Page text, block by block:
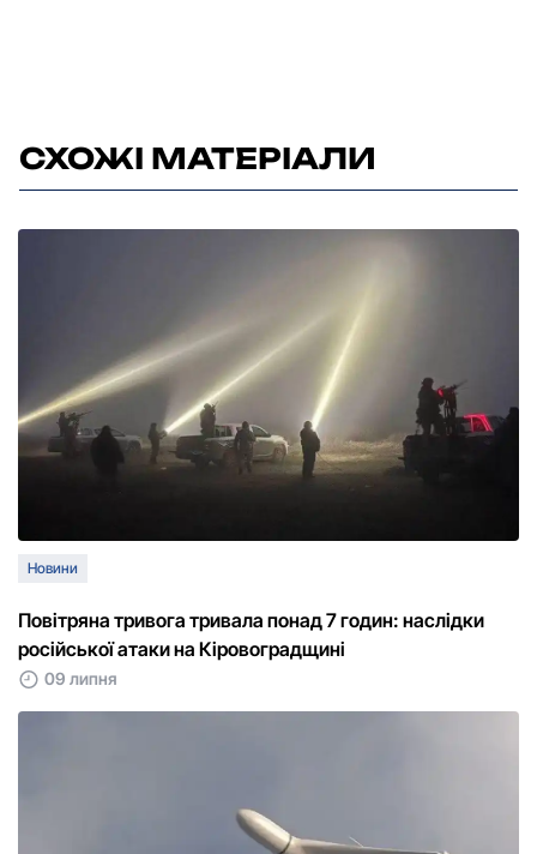
СХОЖІ МАТЕРІАЛИ
Новини
Повітряна тривога тривала понад 7 годин: наслідки
російської атаки на Кіровоградщині
09 липня